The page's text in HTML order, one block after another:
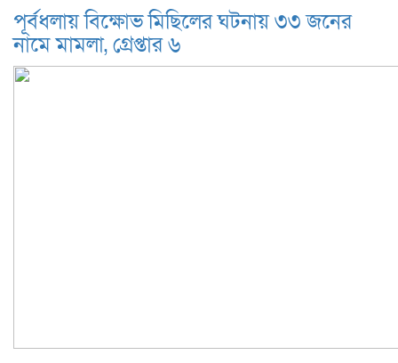
পূর্বধলায় বিক্ষোভ মিছিলের ঘটনায় ৩৩ জনের
নামে মামলা, গ্রেপ্তার ৬